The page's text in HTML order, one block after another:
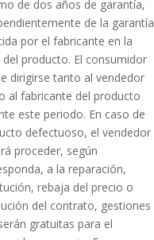
de dos años de garantía,
de la garantía
por el fabricante en la
del producto. El consumidor
dirigirse tanto al vendedor
al fabricante del producto
este periodo. En caso de
defectuoso, el vendedor
proceder, según
a la reparación,
rebaja del precio o
del contrato, gestiones
gratuitas para el